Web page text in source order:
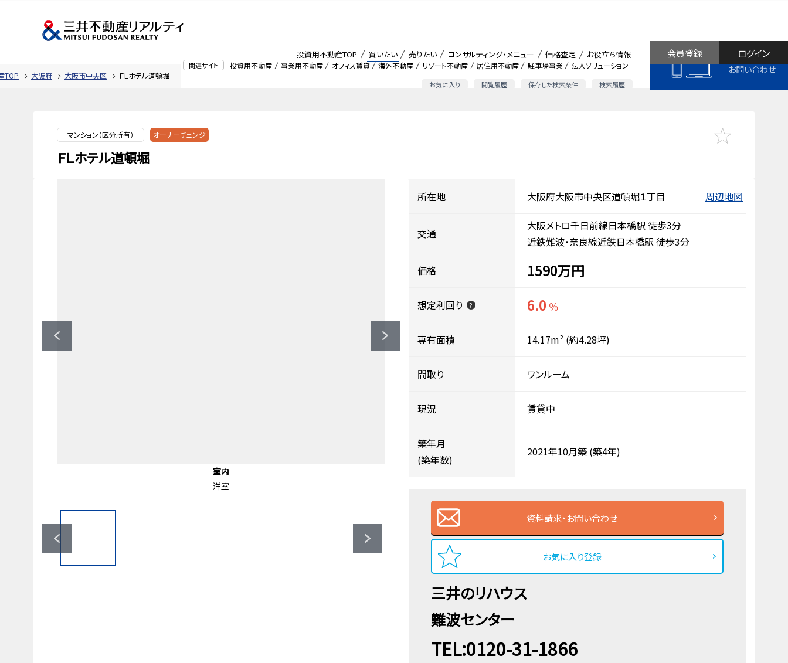
関連サイト 投資用不動産 事業用不動産 オフィス賃貸 海外不動産 リゾート不動産 居住用不動産 駐車場事業 法人ソリューション
お気に入り 閲覧履歴 保存した検索条件 検索履歴
投資用不動産TOP 買いたい 売りたい コンサルティング・メニュー 価格査定 お役立ち情報
お問い合わせ
ログイン
会員登録
TOP 大阪府 大阪市中央区 ＦＬホテル道頓堀
マンション（区分所有） オーナーチェンジ
ＦＬホテル道頓堀
間取り図
室内
洋室
外観
外観
バス
ユニットバス
室内
洋室
玄関
玄関
エントランス
エントランス
エントランス
エントランス
その他
銘板
エントランス
エントランス
外観
外観
外観
外観
所在地 大阪府大阪市中央区道頓堀１丁目 周辺地図
交通
大阪メトロ千日前線日本橋駅 徒歩3分
近鉄難波・奈良線近鉄日本橋駅 徒歩3分
価格 1590万円
想定利回り ? 6.0 ％
専有面積 14.17m² (約4.28坪)
間取り ワンルーム
現況 賃貸中
築年月
(築年数)
2021年10月築 (築4年)
資料請求・お問い合わせ
お気に入り登録
三井のリハウス
難波センター
TEL:0120-31-1866